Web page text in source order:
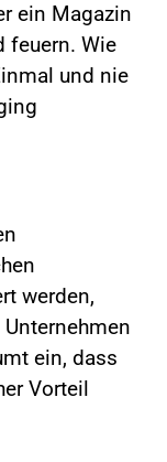
ein Magazin
feuern. Wie
und nie
werden,
ein, dass
Vorteil